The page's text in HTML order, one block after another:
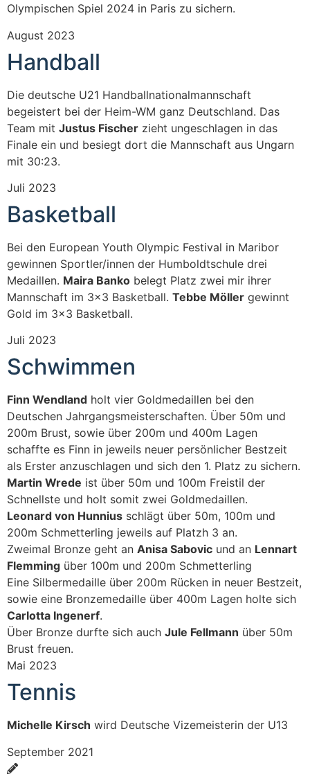
Olympischen Spiel 2024 in Paris zu sichern.
August 2023
Handball
Die deutsche U21 Handballnationalmannschaft
begeistert bei der Heim-WM ganz Deutschland. Das
Team mit Justus Fischer zieht ungeschlagen in das
Finale ein und besiegt dort die Mannschaft aus Ungarn
mit 30:23.
Juli 2023
Basketball
Bei den European Youth Olympic Festival in Maribor
gewinnen Sportler/innen der Humboldtschule drei
Medaillen. Maira Banko belegt Platz zwei mir ihrer
Mannschaft im 3x3 Basketball. Tebbe Möller gewinnt
Gold im 3x3 Basketball.
Juli 2023
Schwimmen
Finn Wendland holt vier Goldmedaillen bei den
Deutschen Jahrgangsmeisterschaften. Über 50m und
200m Brust, sowie über 200m und 400m Lagen
schaffte es Finn in jeweils neuer persönlicher Bestzeit
als Erster anzuschlagen und sich den 1. Platz zu sichern.
Martin Wrede ist über 50m und 100m Freistil der
Schnellste und holt somit zwei Goldmedaillen.
Leonard von Hunnius schlägt über 50m, 100m und
200m Schmetterling jeweils auf Platzh 3 an.
Zweimal Bronze geht an Anisa Sabovic und an Lennart
Flemming über 100m und 200m Schmetterling
Eine Silbermedaille über 200m Rücken in neuer Bestzeit,
sowie eine Bronzemedaille über 400m Lagen holte sich
Carlotta Ingenerf.
Über Bronze durfte sich auch Jule Fellmann über 50m
Brust freuen.
Mai 2023
Tennis
Michelle Kirsch wird Deutsche Vizemeisterin der U13
September 2021